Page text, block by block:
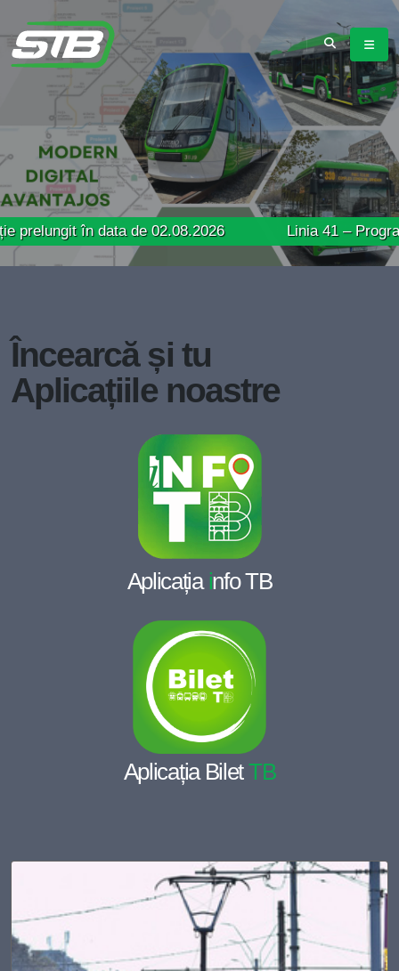
în data de 02.08.2026 Linia 41 – Program de
Încearcă și tu
Aplicațiile noastre
Aplicația info TB
Aplicația BiletTB